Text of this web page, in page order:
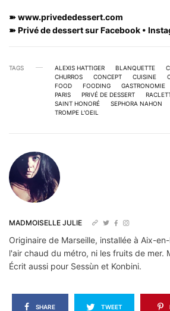
➽www.privededessert.com
➽ Privé de dessert surFacebook •
TAGS ALEXIS HATTIGER BLANQUETTE
CHURROS
CONCEPT CUISINE
FOOD
FOODING GASTRONOMIE
PARIS
PRIVÉ DE DESSERT
SAINT HONORÉ
SEPHORA NAHON
TROMPE L'OEIL
MADMOISELLE JULIE
Originaire de Marseille, installée à Aix-
l'air chaud du métro, ni les fruits de mer.
Écrit aussi pour Sessùn et Konbini.
SHARE TWEET